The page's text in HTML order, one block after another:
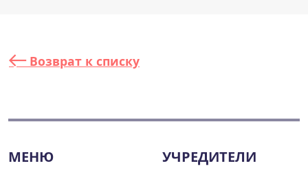
Возврат к списку
МЕНЮ УЧРЕДИТЕЛИ